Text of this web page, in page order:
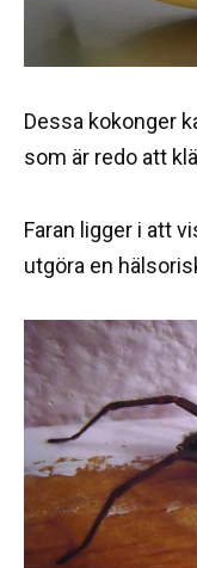
Dessa kokonger
som är redo att
Faran ligger i att
utgöra en